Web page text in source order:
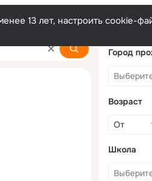
13 лет, настроить cookie-
Город
Возраст
Школа